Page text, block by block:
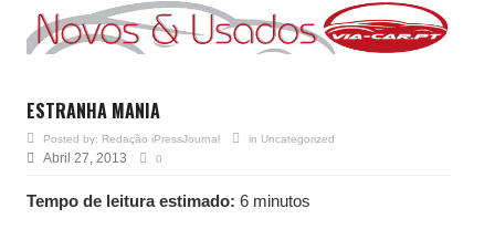
ESTRANHA MANIA
Posted by: Redação iPressJournal in Uncategorized
Abril 27, 2013 0
Tempo de leitura estimado: 6 minutos